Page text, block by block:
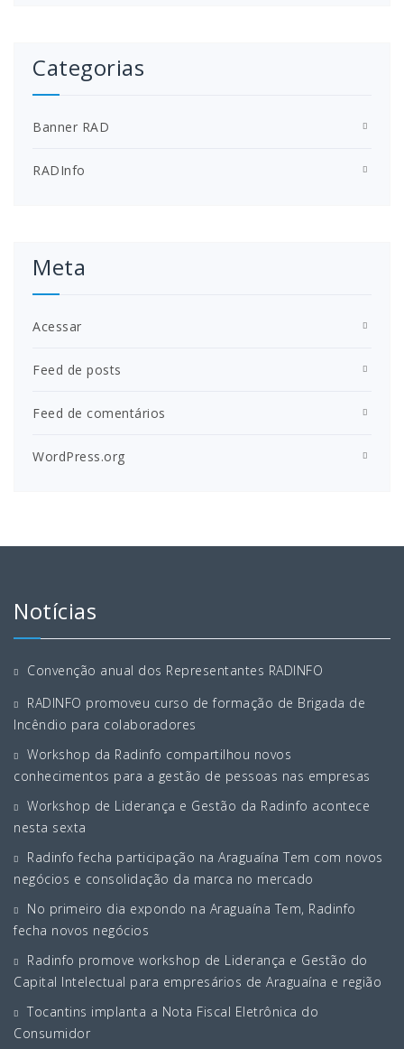
Categorias
Banner RAD
RADInfo
Meta
Acessar
Feed de posts
Feed de comentários
WordPress.org
Notícias
Convenção anual dos Representantes RADINFO
RADINFO promoveu curso de formação de Brigada de
Incêndio para colaboradores
Workshop da Radinfo compartilhou novos
conhecimentos para a gestão de pessoas nas empresas
Workshop de Liderança e Gestão da Radinfo acontece
nesta sexta
Radinfo fecha participação na Araguaína Tem com novos
negócios e consolidação da marca no mercado
No primeiro dia expondo na Araguaína Tem, Radinfo
fecha novos negócios
Radinfo promove workshop de Liderança e Gestão do
Capital Intelectual para empresários de Araguaína e região
Tocantins implanta a Nota Fiscal Eletrônica do
Consumidor